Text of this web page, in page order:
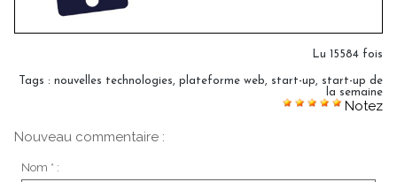
Lu 15584 fois
Tags : nouvelles technologies, plateforme web, start-up, start-up de
la semaine
Notez
Nouveau commentaire :
Nom * :